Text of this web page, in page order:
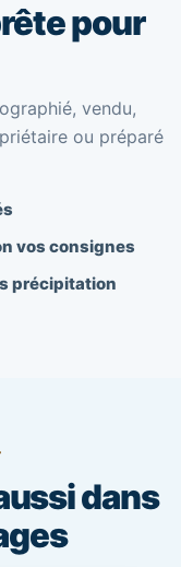
pour
vendu,
ou préparé
vos consignes
précipitation
dans